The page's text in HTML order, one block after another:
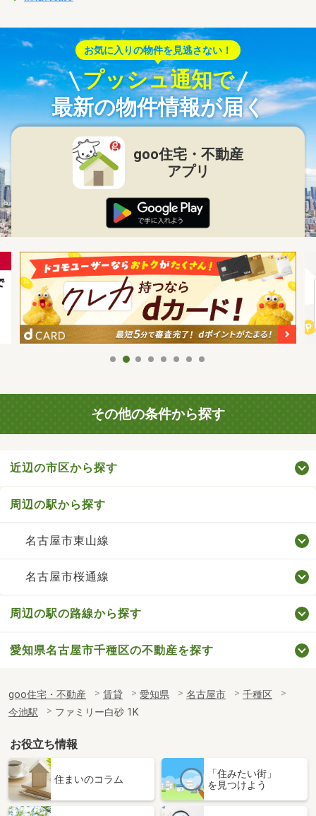
お気に入りの物件を見逃さない！
プッシュ通知で
最新の物件情報が届く
goo住宅・不動産
アプリ
その他の条件から探す
近辺の市区から探す
周辺の駅から探す
名古屋市東山線
名古屋市桜通線
周辺の駅の路線から探す
愛知県名古屋市千種区の不動産を探す
goo住宅・不動産 賃貸 愛知県 名古屋市
千種区
今池駅
ファミリー白砂 1K
お役立ち情報
住まいのコラム
「住みたい街」
を見つけよう